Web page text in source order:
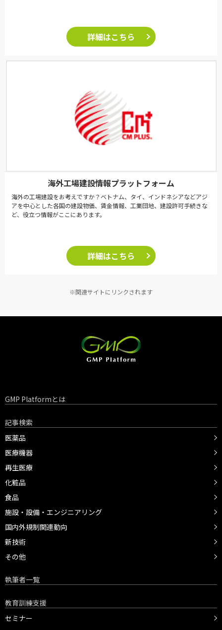
詳細はこちら
海外工場建設情報プラットフォーム
海外の工場建設をお考えですか？ベトナム、タイ、インドネシアなどアジ
アを中心とした各国の建設物価、賃金情報、工業団地、建設許可手続きな
ど、役立つ情報がここにあります。
詳細はこちら
※関連サイトにリンクされます
GMP Platformとは
記事検索
医薬品
医療機器
再生医療
化粧品
食品
施設・設備・エンジニアリング
国内外規制関連動向
新技術
その他
執筆者一覧
教育訓練支援
セミナー